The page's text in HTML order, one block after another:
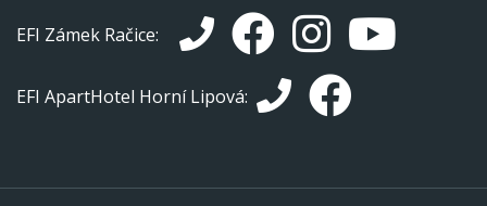
EFI Zámek Račice:
EFI ApartHotel Horní Lipová: